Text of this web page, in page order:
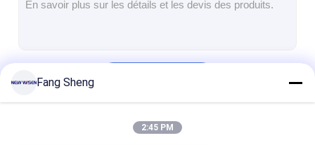
Fang Sheng
2:45 PM